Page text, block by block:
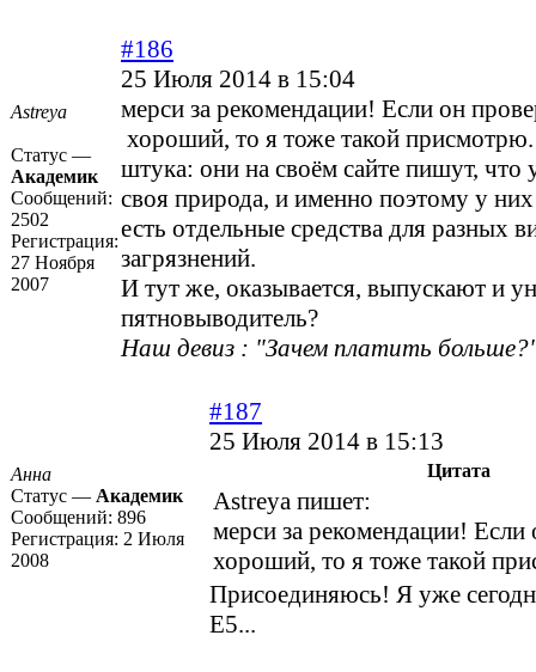
Astreya
Статус —
Академик
Сообщений:
2502
Регистрация:
27 Ноября
2007
#186
25 Июля 2014 в 15:04
мерси за рекомендации! Если он
хороший, то я тоже такой
штука: они на своём сайте пишут, что
своя природа, и именно поэтому у них
есть отдельные средства для разных
загрязнений.
И тут же, оказывается, выпускают и
пятновыводитель?
Наш девиз : "Зачем платить
Анна
Статус — Академик
Сообщений: 896
Регистрация: 2 Июля
2008
#187
25 Июля 2014 в 15:13
Цитата
Astreya пишет:
мерси за рекомендации! Если
хороший, то я тоже такой
Присоединяюсь! Я уже
Е5...